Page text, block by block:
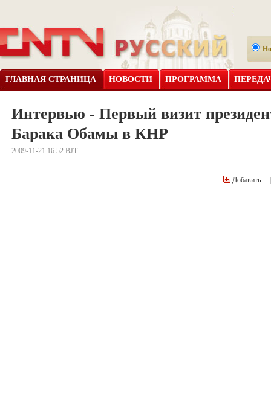
ГЛАВНАЯ СТРАНИЦА НОВОСТИ ПРОГРАММА
Интервью - Первый визит
Барака Обамы в КНР
2009-11-21 16:52 BJT
Добавить